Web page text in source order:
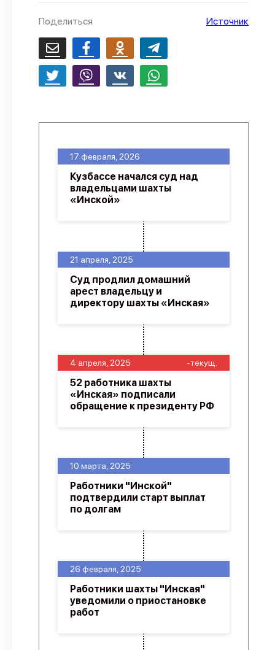
Политика конфиденциальности
Поделиться Источник
26 февраля, 2025
Работники шахты "Инская"
уведомили о приостановке
работ
10 марта, 2025
Работники "Инской"
подтвердили старт выплат
по долгам
4 апреля, 2025 -текущ.
52 работника шахты
«Инская» подписали
обращение к президенту РФ
21 апреля, 2025
Суд продлил домашний
арест владельцу и
директору шахты «Инская»
17 февраля, 2026
Кузбассе начался суд над
владельцами шахты
«Инской»